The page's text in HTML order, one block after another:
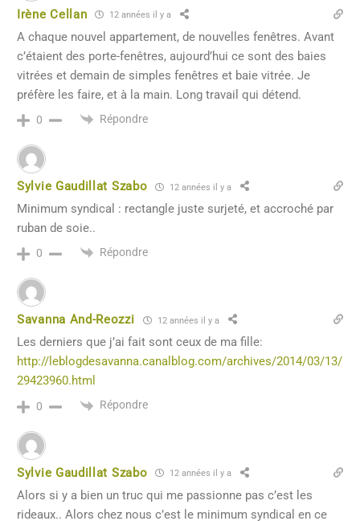
Irène Cellan 12 années il y a
A chaque nouvel appartement, de nouvelles fenêtres. Avant
c’étaient des porte-fenêtres, aujourd’hui ce sont des baies
vitrées et demain de simples fenêtres et baie vitrée. Je
préfère les faire, et à la main. Long travail qui détend.
0 Répondre
Sylvie Gaudillat Szabo 12 années il y a
Minimum syndical : rectangle juste surjeté, et accroché par
ruban de soie..
0 Répondre
Savanna And-Reozzi 12 années il y a
Les derniers que j’ai fait sont ceux de ma fille:
http://leblogdesavanna.canalblog.com/archives/2014/03/13/
29423960.html
0 Répondre
Sylvie Gaudillat Szabo 12 années il y a
Alors si y a bien un truc qui me passionne pas c’est les
rideaux.. Alors chez nous c’est le minimum syndical en ce